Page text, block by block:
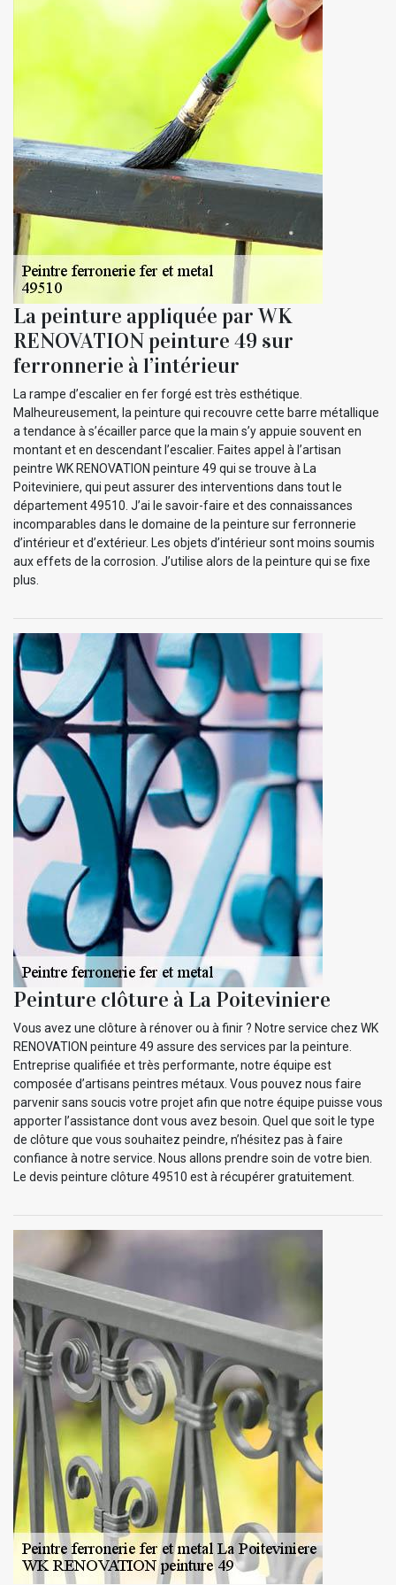
La peinture appliquée par WK
RENOVATION peinture 49 sur
ferronnerie à l’intérieur
La rampe d’escalier en fer forgé est très esthétique.
Malheureusement, la peinture qui recouvre cette barre métallique
a tendance à s’écailler parce que la main s’y appuie souvent en
montant et en descendant l’escalier. Faites appel à l’artisan
peintre WK RENOVATION peinture 49 qui se trouve à La
Poiteviniere, qui peut assurer des interventions dans tout le
département 49510. J’ai le savoir-faire et des connaissances
incomparables dans le domaine de la peinture sur ferronnerie
d’intérieur et d’extérieur. Les objets d’intérieur sont moins soumis
aux effets de la corrosion. J’utilise alors de la peinture qui se fixe
plus.
Peinture clôture à La Poiteviniere
Vous avez une clôture à rénover ou à finir ? Notre service chez WK
RENOVATION peinture 49 assure des services par la peinture.
Entreprise qualifiée et très performante, notre équipe est
composée d’artisans peintres métaux. Vous pouvez nous faire
parvenir sans soucis votre projet afin que notre équipe puisse vous
apporter l’assistance dont vous avez besoin. Quel que soit le type
de clôture que vous souhaitez peindre, n’hésitez pas à faire
confiance à notre service. Nous allons prendre soin de votre bien.
Le devis peinture clôture 49510 est à récupérer gratuitement.